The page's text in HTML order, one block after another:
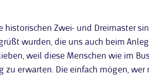
historischen Zwei- und Dreimaster
wurden, die uns auch beim
weil diese Menschen wie im
erwarten. Die einfach mögen,